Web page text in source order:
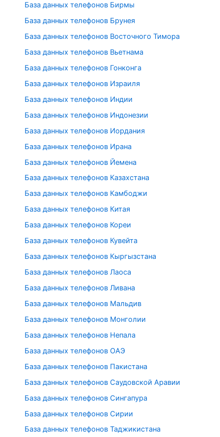
База данных телефонов Бирмы
База данных телефонов Брунея
База данных телефонов Восточного Тимора
База данных телефонов Вьетнама
База данных телефонов Гонконга
База данных телефонов Израиля
База данных телефонов Индии
База данных телефонов Индонезии
База данных телефонов Иордания
База данных телефонов Ирана
База данных телефонов Йемена
База данных телефонов Казахстана
База данных телефонов Камбоджи
База данных телефонов Китая
База данных телефонов Кореи
База данных телефонов Кувейта
База данных телефонов Кыргызстана
База данных телефонов Лаоса
База данных телефонов Ливана
База данных телефонов Мальдив
База данных телефонов Монголии
База данных телефонов Непала
База данных телефонов ОАЭ
База данных телефонов Пакистана
База данных телефонов Саудовской Аравии
База данных телефонов Сингапура
База данных телефонов Сирии
База данных телефонов Таджикистана